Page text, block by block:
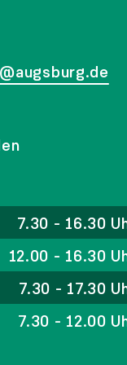
7.30 - 16.30
12.00 - 16.30
7.30 - 17.30
7.30 - 12.00